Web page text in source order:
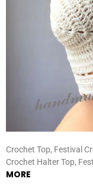
Crochet Top, Festival
Crochet Halter Top,
MORE